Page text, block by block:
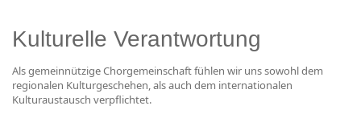
Kulturelle Verantwortung
Als gemeinnützige Chorgemeinschaft fühlen wir uns sowohl dem
regionalen Kulturgeschehen, als auch dem internationalen
Kulturaustausch verpflichtet.